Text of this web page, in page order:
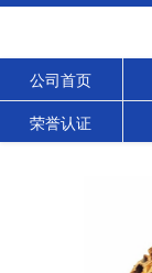
公司首页
荣誉认证